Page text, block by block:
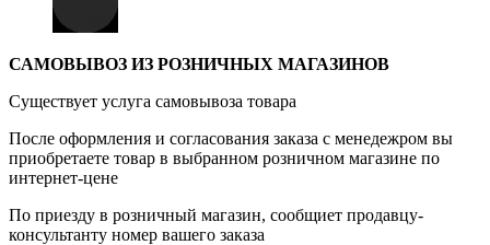
САМОВЫВОЗ ИЗ РОЗНИЧНЫХ МАГАЗИНОВ
Существует услуга самовывоза товара
После оформления и согласования заказа с менедежром вы
приобретаете товар в выбранном розничном магазине по
интернет-цене
По приезду в розничный магазин, сообщиет продавцу-
консультанту номер вашего заказа